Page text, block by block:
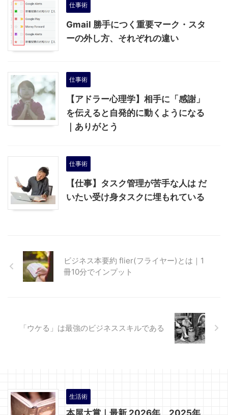
仕事術
Gmail 勝手につく重要マーク・スタ
ーの外し方、それぞれの違い
仕事術
【アドラー心理学】相手に「感謝」
を伝えると自発的に動くようになる
｜ありがとう
仕事術
【仕事】タスク管理が苦手な人は だ
いたい受け身タスクに埋もれている
ビジネス本要約 flier(フライヤー)とは｜1
冊10分でインプット
「ウケる」は最強のビジネススキルである
生活術
本屋大賞｜最新 2026年、2025年、